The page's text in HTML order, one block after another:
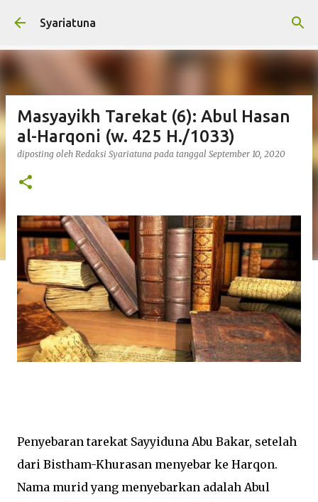
Langsung ke konten utama
Syariatuna
Masyayikh Tarekat (6): Abul Hasan
al-Harqoni (w. 425 H./1033)
diposting oleh Redaksi Syariatuna pada tanggal September 10, 2020
Penyebaran tarekat Sayyiduna Abu Bakar, setelah
dari Bistham-Khurasan menyebar ke Harqon.
Nama murid yang menyebarkan adalah Abul